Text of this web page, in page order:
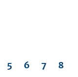
5 6 7
8